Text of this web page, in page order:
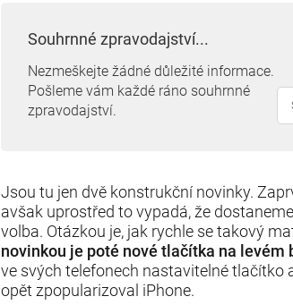
Souhrnné zpravodajství...
Nezmeškejte žádné důležité informace.
Pošleme vám každé ráno souhrnné
zpravodajství.
Jsou tu jen dvě konstrukční novinky.
avšak uprostřed to vypadá, že dostaneme
volba. Otázkou je, jak rychle se takový
novinkou je poté nové tlačítka na levém
ve svých telefonech nastavitelné tlačítko
opět zpopularizoval iPhone.